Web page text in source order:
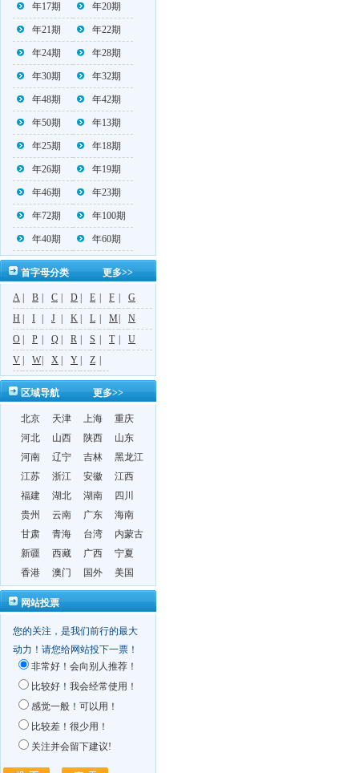
年17期 年20期
年21期 年22期
年24期 年28期
年30期 年32期
年48期 年42期
年50期 年13期
年25期 年18期
年26期 年19期
年46期 年23期
年72期 年100期
年40期 年60期
更多>>
首字母分类
A B C D E F
G
H
I J K L M
N
O
P Q R S T
U
V
W X Y Z
更多>>
区域导航
北京 天津 上海
重庆
河北
山西 陕西
山东
河南
辽宁 吉林
黑龙江
江苏
浙江 安徽
江西
福建
湖北 湖南
四川
贵州
云南 广东
海南
甘肃
青海 台湾
内蒙古
新疆
西藏 广西
宁夏
香港
澳门 国外 美国
网站投票
您的关注，是我们前行的最大
动力！请您给网站投下一票！
非常好！会向别人推荐！
比较好！我会经常使用！
感觉一般！可以用！
比较差！很少用！
关注并会留下建议!